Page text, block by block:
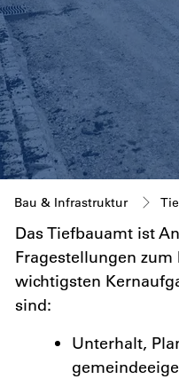
Bau & Infrastruktur
Das Tiefbauamt ist
Fragestellungen
wichtigsten
sind:
Unterhalt,
Zugehörige